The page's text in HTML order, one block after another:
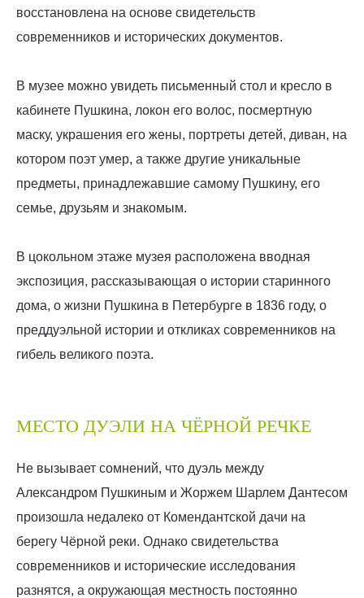
восстановлена на основе свидетельств
современников и исторических документов.
В музее можно увидеть письменный стол и кресло в
кабинете Пушкина, локон его волос, посмертную
маску, украшения его жены, портреты детей, диван, на
котором поэт умер, а также другие уникальные
предметы, принадлежавшие самому Пушкину, его
семье, друзьям и знакомым.
В цокольном этаже музея расположена вводная
экспозиция, рассказывающая о истории старинного
дома, о жизни Пушкина в Петербурге в 1836 году, о
преддуэльной истории и откликах современников на
гибель великого поэта.
МЕСТО ДУЭЛИ НА ЧЁРНОЙ РЕЧКЕ
Не вызывает сомнений, что дуэль между
Александром Пушкиным и Жоржем Шарлем Дантесом
произошла недалеко от Комендантской дачи на
берегу Чёрной реки. Однако свидетельства
современников и исторические исследования
разнятся, а окружающая местность постоянно